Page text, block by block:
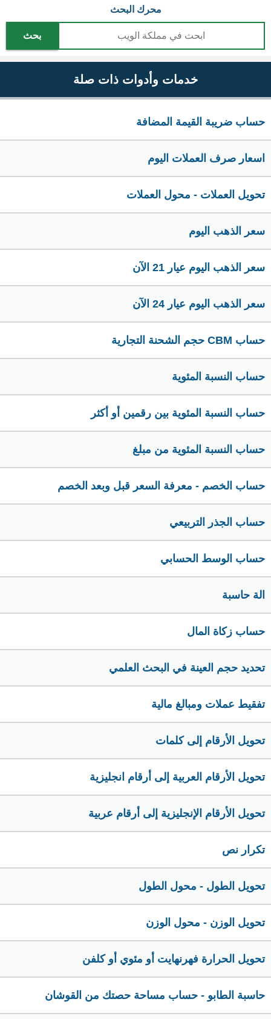
محرك البحث
بحث
خدمات وأدوات ذات صلة
حساب ضريبة القيمة المضافة
اسعار صرف العملات اليوم
تحويل العملات - محول العملات
سعر الذهب اليوم
سعر الذهب اليوم عيار 21 الآن
سعر الذهب اليوم عيار 24 الآن
حساب CBM حجم الشحنة التجارية
حساب النسبة المئوية
حساب النسبة المئوية بين رقمين أو أكثر
حساب النسبة المئوية من مبلغ
حساب الخصم - معرفة السعر قبل وبعد الخصم
حساب الجذر التربيعي
حساب الوسط الحسابي
الة حاسبة
حساب زكاة المال
تحديد حجم العينة في البحث العلمي
تفقيط عملات ومبالغ مالية
تحويل الأرقام إلى كلمات
تحويل الأرقام العربية إلى أرقام انجليزية
تحويل الأرقام الإنجليزية إلى أرقام عربية
تكرار نص
تحويل الطول - محول الطول
تحويل الوزن - محول الوزن
تحويل الحرارة فهرنهايت أو مئوي أو كلفن
حاسبة الطابو - حساب مساحة حصتك من القوشان